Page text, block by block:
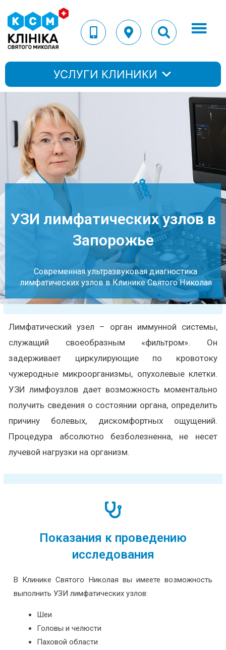
УСЛУГИ КЛИНИКИ
УЗИ лимфатических узлов в
Запорожье
Современная ультразвуковая диагностика
лимфатических узлов в Клинике Святого Николая
Лимфатический узел – орган иммунной системы,
служащий своеобразным «фильтром». Он
задерживает циркулирующие по кровотоку
чужеродные микроорганизмы, опухолевые клетки.
УЗИ лимфоузлов дает возможность моментально
получить сведения о состоянии органа, определить
причину болевых, дискомфортных ощущений.
Процедура абсолютно безболезненна, не несет
лучевой нагрузки на организм.
Показания к проведению
исследования
В Клинике Святого Николая вы имеете возможность
выполнить УЗИ лимфатических узлов:
Шеи
Головы и челюсти
Паховой области